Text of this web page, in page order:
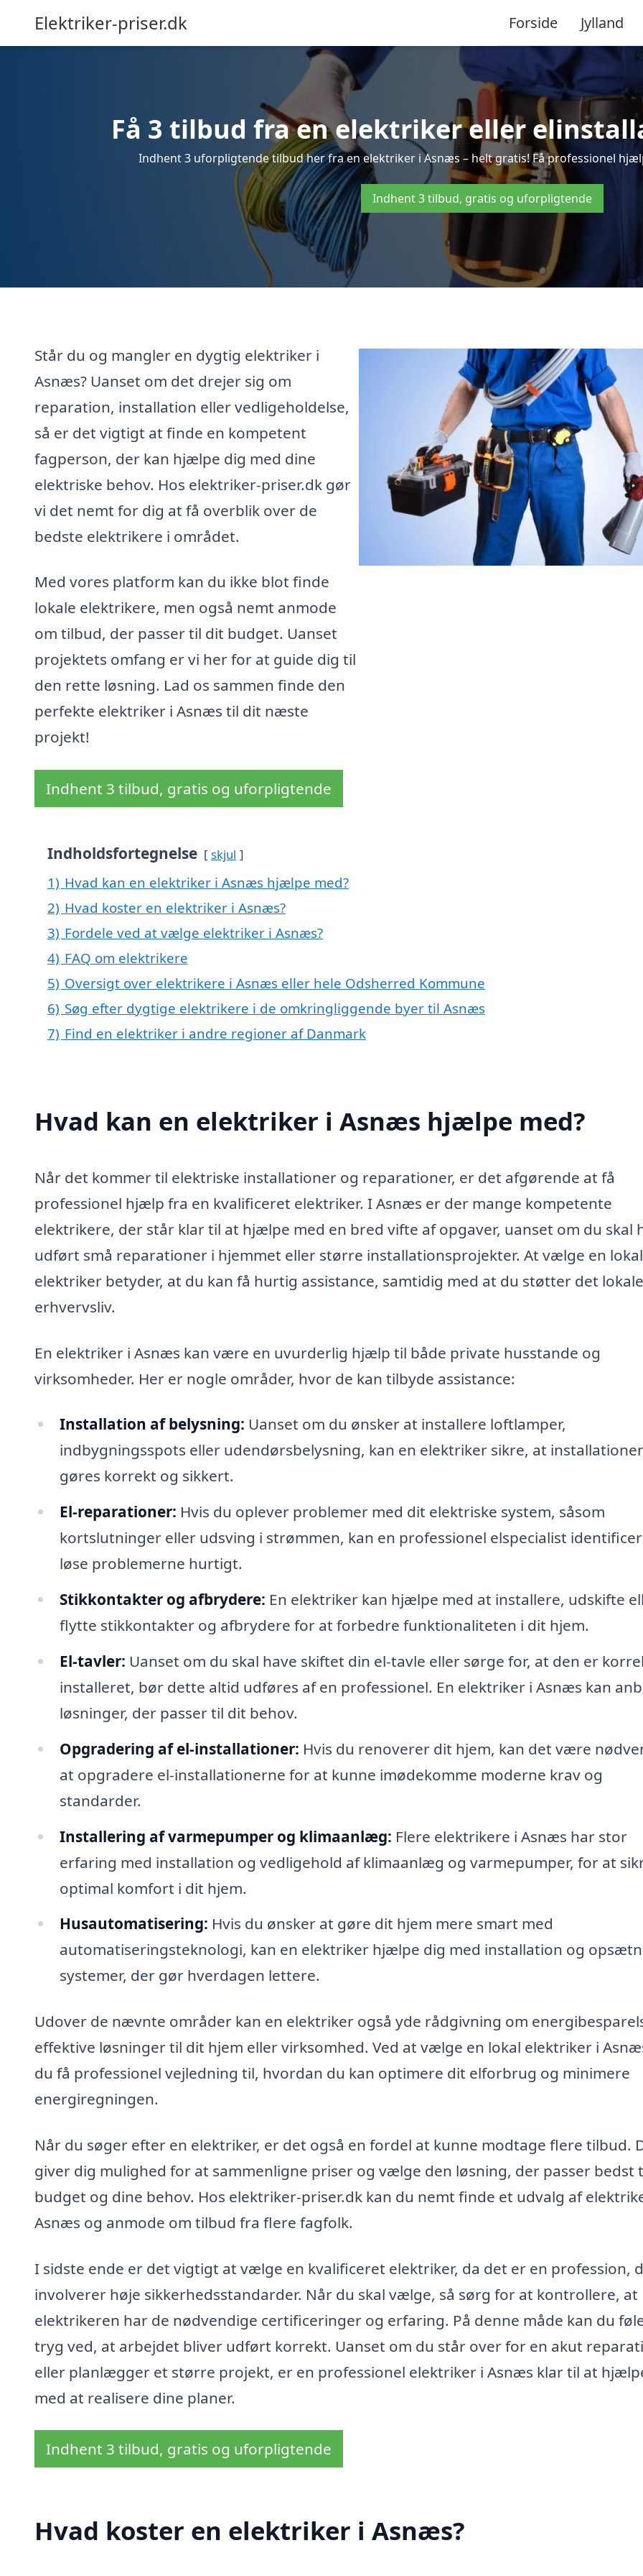
Elektriker-priser.dk Forside Jylland
Få 3 tilbud fra en elektriker eller
Indhent 3 uforpligtende tilbud her fra en elektriker i Asnæs – helt gratis! Få professionel
Indhent 3 tilbud, gratis og uforpligtende
Står du og mangler en dygtig elektriker i
Asnæs? Uanset om det drejer sig om
reparation, installation eller vedligeholdelse,
så er det vigtigt at finde en kompetent
fagperson, der kan hjælpe dig med dine
elektriske behov. Hos elektriker-priser.dk gør
vi det nemt for dig at få overblik over de
bedste elektrikere i området.
Med vores platform kan du ikke blot finde
lokale elektrikere, men også nemt anmode
om tilbud, der passer til dit budget. Uanset
projektets omfang er vi her for at guide dig til
den rette løsning. Lad os sammen finde den
perfekte elektriker i Asnæs til dit næste
projekt!
Indhent 3 tilbud, gratis og uforpligtende
Indholdsfortegnelse skjul
1) Hvad kan en elektriker i Asnæs hjælpe med?
2) Hvad koster en elektriker i Asnæs?
3) Fordele ved at vælge elektriker i Asnæs?
4) FAQ om elektrikere
5) Oversigt over elektrikere i Asnæs eller hele Odsherred Kommune
6) Søg efter dygtige elektrikere i de omkringliggende byer til Asnæs
7) Find en elektriker i andre regioner af Danmark
Hvad kan en elektriker i Asnæs hjælpe med?
Når det kommer til elektriske installationer og reparationer, er det afgørende at få
professionel hjælp fra en kvalificeret elektriker. I Asnæs er der mange kompetente
elektrikere, der står klar til at hjælpe med en bred vifte af opgaver, uanset om du skal
udført små reparationer i hjemmet eller større installationsprojekter. At vælge en lokal
elektriker betyder, at du kan få hurtig assistance, samtidig med at du støtter det lokale
erhvervsliv.
En elektriker i Asnæs kan være en uvurderlig hjælp til både private husstande og
virksomheder. Her er nogle områder, hvor de kan tilbyde assistance:
Installation af belysning: Uanset om du ønsker at installere loftlamper,
indbygningsspots eller udendørsbelysning, kan en elektriker sikre, at
gøres korrekt og sikkert.
El-reparationer: Hvis du oplever problemer med dit elektriske system, såsom
kortslutninger eller udsving i strømmen, kan en professionel elspecialist
løse problemerne hurtigt.
Stikkontakter og afbrydere: En elektriker kan hjælpe med at installere, udskifte
flytte stikkontakter og afbrydere for at forbedre funktionaliteten i dit hjem.
El-tavler: Uanset om du skal have skiftet din el-tavle eller sørge for, at den er
installeret, bør dette altid udføres af en professionel. En elektriker i Asnæs kan
løsninger, der passer til dit behov.
Opgradering af el-installationer: Hvis du renoverer dit hjem, kan det være
at opgradere el-installationerne for at kunne imødekomme moderne krav og
standarder.
Installering af varmepumper og klimaanlæg: Flere elektrikere i Asnæs har stor
erfaring med installation og vedligehold af klimaanlæg og varmepumper, for at
optimal komfort i dit hjem.
Husautomatisering: Hvis du ønsker at gøre dit hjem mere smart med
automatiseringsteknologi, kan en elektriker hjælpe dig med installation og
systemer, der gør hverdagen lettere.
Udover de nævnte områder kan en elektriker også yde rådgivning om
effektive løsninger til dit hjem eller virksomhed. Ved at vælge en lokal elektriker i
du få professionel vejledning til, hvordan du kan optimere dit elforbrug og minimere
energiregningen.
Når du søger efter en elektriker, er det også en fordel at kunne modtage flere tilbud.
giver dig mulighed for at sammenligne priser og vælge den løsning, der passer bedst
budget og dine behov. Hos elektriker-priser.dk kan du nemt finde et udvalg af
Asnæs og anmode om tilbud fra flere fagfolk.
I sidste ende er det vigtigt at vælge en kvalificeret elektriker, da det er en profession,
involverer høje sikkerhedsstandarder. Når du skal vælge, så sørg for at kontrollere, at
elektrikeren har de nødvendige certificeringer og erfaring. På denne måde kan du
tryg ved, at arbejdet bliver udført korrekt. Uanset om du står over for en akut
eller planlægger et større projekt, er en professionel elektriker i Asnæs klar til at
med at realisere dine planer.
Indhent 3 tilbud, gratis og uforpligtende
Hvad koster en elektriker i Asnæs?